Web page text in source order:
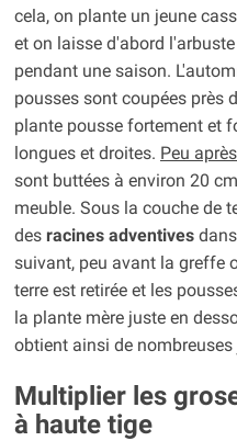
cela, on plante un jeune
et on laisse d'abord
pendant une saison.
pousses sont coupées près
plante pousse fortement et
longues et droites. Peu
sont buttées à environ 20
meuble. Sous la couche de
des racines adventivesdans
suivant, peu avant la greffe
terre est retirée et les
la plante mère juste en
obtient ainsi de
Multiplier les
à haute tige